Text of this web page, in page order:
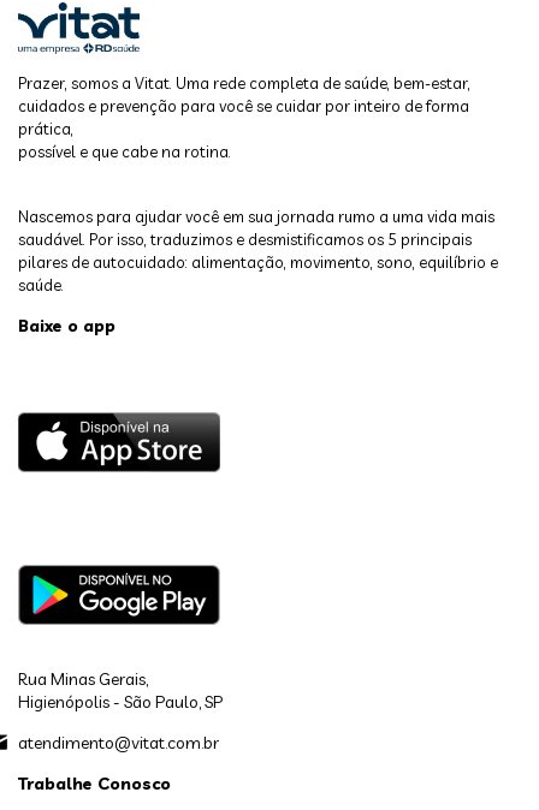
Prazer, somos a Vitat. Uma rede completa de saúde, bem-estar,
cuidados e prevenção para você se cuidar por inteiro de forma
prática,
possível e que cabe na rotina.
Nascemos para ajudar você em sua jornada rumo a uma vida mais
saudável. Por isso, traduzimos e desmistificamos os 5 principais
pilares de autocuidado: alimentação, movimento, sono, equilíbrio e
saúde.
Baixe o app
Rua Minas Gerais,
Higienópolis - São Paulo, SP
atendimento@vitat.com.br
Trabalhe Conosco